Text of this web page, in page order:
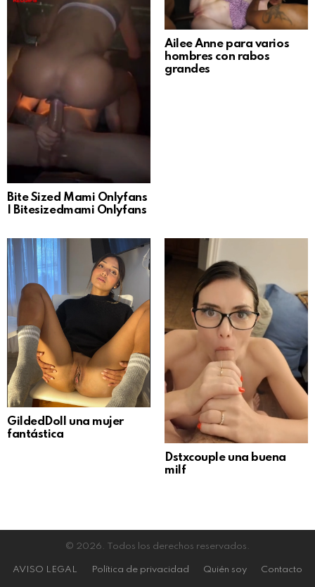
Bite Sized Mami Onlyfans
| Bitesizedmami Onlyfans
Ailee Anne para varios
hombres con rabos
grandes
GildedDoll una mujer
fantástica
Dstxcouple una buena
milf
© 2026. Todos los derechos reservados.
AVISO LEGAL Política de privacidad Quién soy Contacto